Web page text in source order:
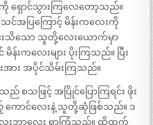
ရှောင်သွားကြလေတော့သည်။
ပြကြောင့် မိန်းကလေးကို
သိသော သူတို့လေးယောက်မှာ
ကလေးများ ပိုးကြသည်။ ပြီး
အား အပိုင်သိမ်းကြသည်။
သဖြင့် အပြိုင်ပြောကြရင်း ဖိုး
ောင်လေးနဲ့ သူတို့ဆုံဖြစ်သည်။ ဒ
လေးဘာလေး ရှာကြံသည်။ ထိုထက်